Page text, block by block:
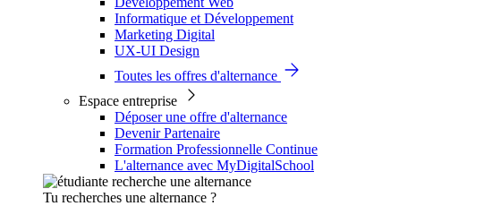
Informatique et Développement
Marketing Digital
UX-UI Design
Toutes les offres d'alternance
Espace entreprise
Déposer une offre d'alternance
Devenir Partenaire
Formation Professionnelle Continue
L'alternance avec MyDigitalSchool
Tu recherches une alternance ?